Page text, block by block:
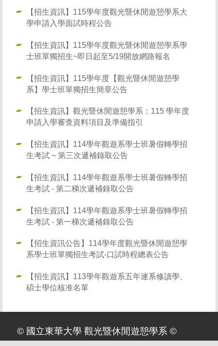
【招生資訊】115學年度觀光暨休閒遊憩學系大
學申請入學面試時程公告
【招生資訊】115學年度觀光暨休閒遊憩學系學
士班單獨招生~即日起至5/19開放網路報名
【招生資訊】115學年度【觀光暨休閒遊憩學
系】學士班單獨招生簡章公告
【招生資訊】觀光暨休閒遊憩學系：115 學年度
申請入學審查資料項目及準備指引
【招生資訊】114學年觀遊系學士班暑假轉學招
生考試 ~ 第三次遞補錄取公告
【招生資訊】114學年觀遊系學士班暑假轉學招
生考試 - 第二梯次遞補錄取公告
【招生資訊】114學年觀遊系學士班暑假轉學招
生考試 - 第一梯次遞補錄取公告
【招生資訊公告】114學年度觀光暨休閒遊憩學
系學士班單獨招生考試-口試時程總表公告
【招生資訊】113學年觀遊系五年連系修讀學、
碩士學位核准名單
© 國立東華大學 觀光暨休閒遊憩學系 ©